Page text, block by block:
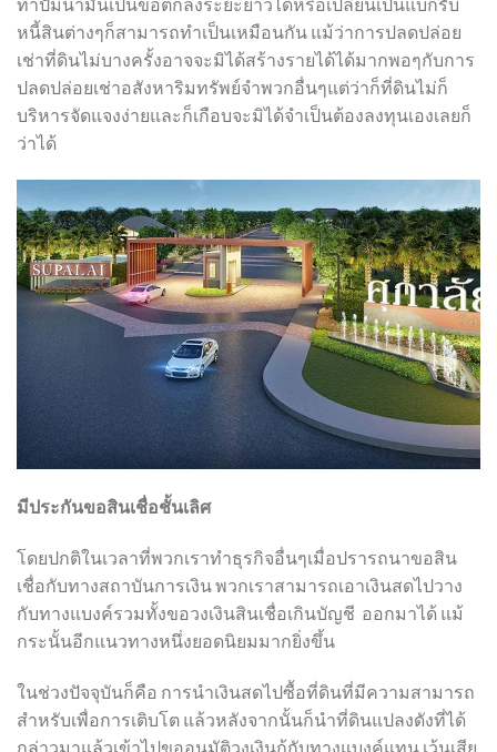
หนี้สินต่างๆก็สามารถทำเป็นเหมือนกัน แม้ว่าการปลดปล่อย
เช่าที่ดินไม่บางครั้งอาจจะมิได้สร้างรายได้ได้มากพอๆกับการ
ปลดปล่อยเช่าอสังหาริมทรัพย์จำพวกอื่นๆแต่ว่าก็ที่ดินไม่ก็
บริหารจัดแจงง่ายและก็เกือบจะมิได้จำเป็นต้องลงทุนเองเลยก็
ว่าได้
มีประกันขอสินเชื่อชั้นเลิศ
โดยปกติในเวลาที่พวกเราทำธุรกิจอื่นๆเมื่อปรารถนาขอสิน
เชื่อกับทางสถาบันการเงิน พวกเราสามารถเอาเงินสดไปวาง
กับทางแบงค์รวมทั้งขอวงเงินสินเชื่อเกินบัญชี ออกมาได้ แม้
กระนั้นอีกแนวทางหนึ่งยอดนิยมมากยิ่งขึ้น
ในช่วงปัจจุบันก็คือ การนำเงินสดไปซื้อที่ดินที่มีความสามารถ
สำหรับเพื่อการเติบโต แล้วหลังจากนั้นก็นำที่ดินแปลงดังที่ได้
กล่าวมาแล้วเข้าไปขออนุมัติวงเงินกู้กับทางแบงค์แทน เว้นเสีย